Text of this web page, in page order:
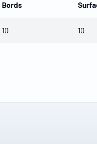
Bords
10 10